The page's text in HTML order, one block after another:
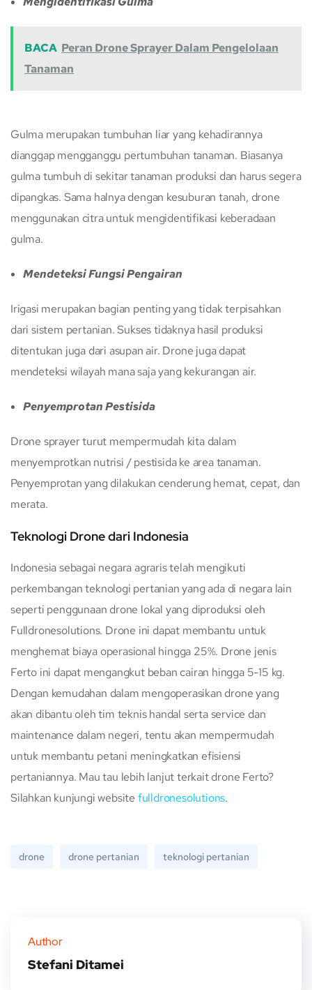
BACA Peran Drone Sprayer Dalam Pengelolaan
Tanaman
Gulma merupakan tumbuhan liar yang kehadirannya
dianggap mengganggu pertumbuhan tanaman. Biasanya
gulma tumbuh di sekitar tanaman produksi dan harus segera
dipangkas. Sama halnya dengan kesuburan tanah, drone
menggunakan citra untuk mengidentifikasi keberadaan
gulma.
Mendeteksi Fungsi Pengairan
Irigasi merupakan bagian penting yang tidak terpisahkan
dari sistem pertanian. Sukses tidaknya hasil produksi
ditentukan juga dari asupan air. Drone juga dapat
mendeteksi wilayah mana saja yang kekurangan air.
Penyemprotan Pestisida
Drone sprayer turut mempermudah kita dalam
menyemprotkan nutrisi / pestisida ke area tanaman.
Penyemprotan yang dilakukan cenderung hemat, cepat, dan
merata.
Teknologi Drone dari Indonesia
Indonesia sebagai negara agraris telah mengikuti
perkembangan teknologi pertanian yang ada di negara lain
seperti penggunaan drone lokal yang diproduksi oleh
Fulldronesolutions. Drone ini dapat membantu untuk
menghemat biaya operasional hingga 25%. Drone jenis
Ferto ini dapat mengangkut beban cairan hingga 5-15 kg.
Dengan kemudahan dalam mengoperasikan drone yang
akan dibantu oleh tim teknis handal serta service dan
maintenance dalam negeri, tentu akan mempermudah
untuk membantu petani meningkatkan efisiensi
pertaniannya. Mau tau lebih lanjut terkait drone Ferto?
Silahkan kunjungi website fulldronesolutions.
drone drone pertanian teknologi pertanian
Author
Stefani Ditamei